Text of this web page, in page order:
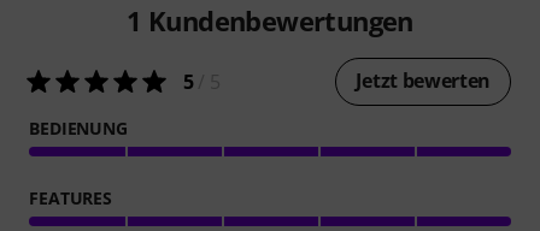
1 Kundenbewertungen
5/ 5 Jetzt bewerten
BEDIENUNG
FEATURES